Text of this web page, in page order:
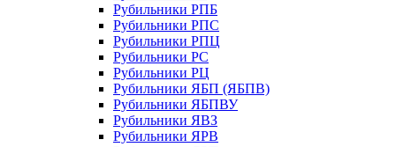
Рубильники РПБ
Рубильники РПС
Рубильники РПЦ
Рубильники РС
Рубильники РЦ
Рубильники ЯБП (ЯБПВ)
Рубильники ЯБПВУ
Рубильники ЯВЗ
Рубильники ЯРВ